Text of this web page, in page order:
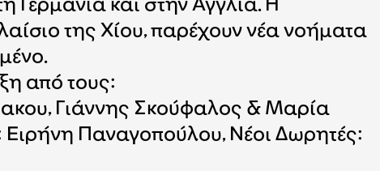
Γερμανία και στην Αγγλία. Η
της Χίου, παρέχουν νέα νοήματα
από τους:
Γιάννης Σκούφαλος & Μαρία
Ειρήνη Παναγοπούλου, Νέοι Δωρητές: